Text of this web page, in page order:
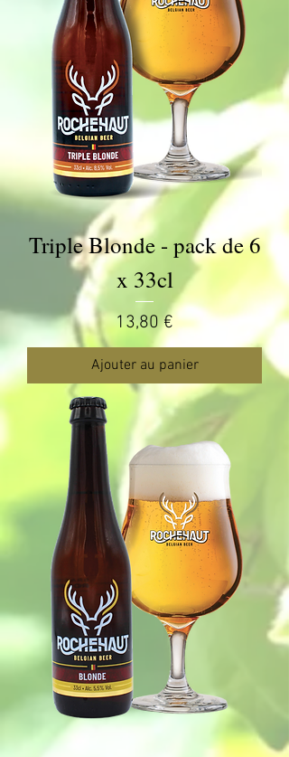
Triple Blonde - pack de 6
x 33cl
Prix
13,80 €
Ajouter au panier